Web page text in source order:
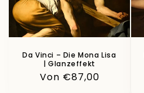
Da Vinci – Die Mona Lisa
| Glanzeffekt
Normaler
Von €87,00